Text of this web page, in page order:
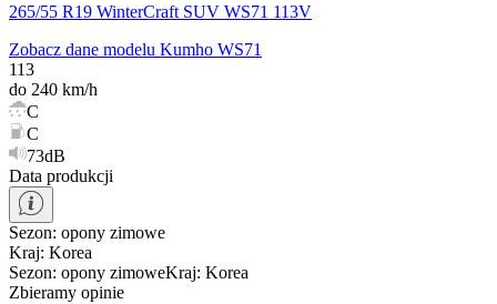
265/55 R19 WinterCraft SUV WS71 113V
Zobacz dane modelu Kumho WS71
113
do 240 km/h
C
C
73dB
Data produkcji
Sezon: opony zimowe
Kraj: Korea
Sezon: opony zimoweKraj: Korea
Zbieramy opinie